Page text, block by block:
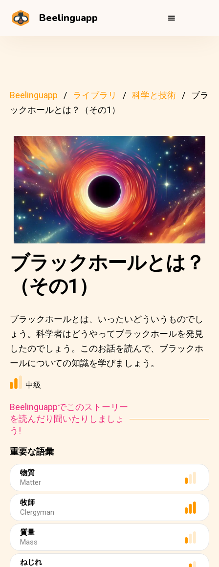
Beelinguapp
Beelinguapp ライブラリ 科学と技術
ブラ
ックホールとは？（その1）
重要な語彙
物質
Matter
牧師
Clergyman
質量
Mass
ねじれ
ブラックホールとは？
（その1）
ブラックホールとは、いったいどういうものでし
ょう。科学者はどうやってブラックホールを発見
したのでしょう。このお話を読んで、ブラックホ
ールについての知識を学びましょう。
中級
Beelinguappでこのストーリー
を読んだり聞いたりしましょ
う!